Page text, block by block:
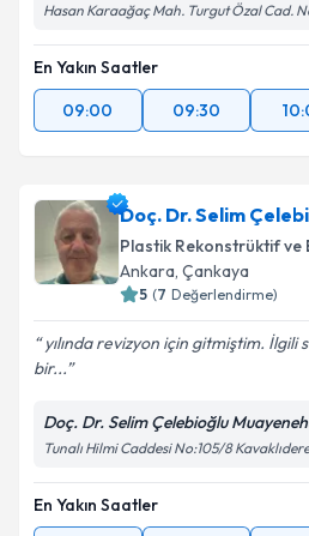
Hasan Karaağaç Mah. Turgut Özal Cad.
En Yakın Saatler
09:00
09:30
Doç. Dr. Selim
Plastik Rekonstrüktif ve
Ankara, Çankaya
5 (7 Değerlendirme)
yılında revizyon için gitmiştim. İlgili
bir...
Doç. Dr. Selim Çelebioğlu
Tunalı Hilmi Caddesi No:105/8 Kavaklıdere
En Yakın Saatler